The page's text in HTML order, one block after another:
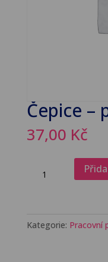
Čepice –
37,00 Kč
Kategorie: Pracovní